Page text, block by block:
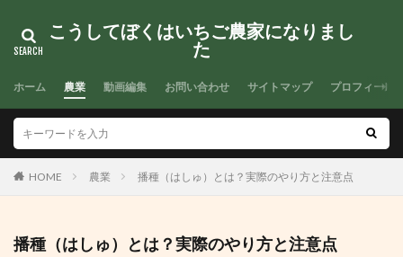
こうしてぼくはいちご農家になりまし
た
ホーム 農業 動画編集 お問い合わせ サイトマップ プロフィール
HOME 農業 播種（はしゅ）とは？実際のやり方と注意点
播種（はしゅ）とは？実際のやり方と注意点